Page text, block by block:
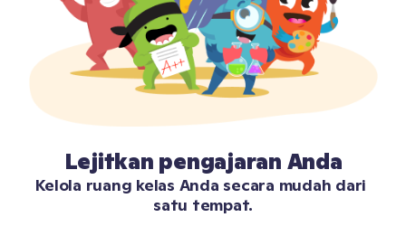
Lejitkan pengajaran Anda
Kelola ruang kelas Anda secara mudah dari
satu tempat.